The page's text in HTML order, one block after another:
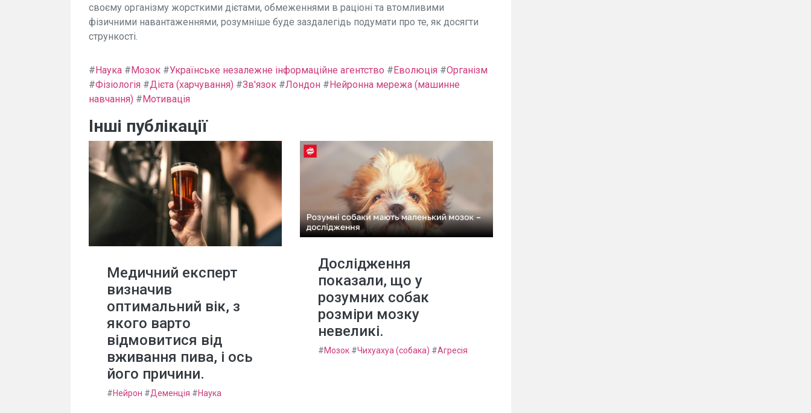
своєму організму жорсткими дієтами, обмеженнями в раціоні та втомливими
фізичними навантаженнями, розумніше буде заздалегідь подумати про те, як досягти
стрункості.
#Наука #Мозок #Українське незалежне інформаційне агентство #Еволюція #Організм
#Фізіологія #Дієта (харчування) #Зв'язок #Лондон #Нейронна мережа (машинне
навчання) #Мотивація
Інші публікації
Медичний експерт
визначив
оптимальний вік, з
якого варто
відмовитися від
вживання пива, і ось
його причини.
#Нейрон #Деменція #Наука
Дослідження
показали, що у
розумних собак
розміри мозку
невеликі.
#Мозок #Чихуахуа (собака) #Агресія